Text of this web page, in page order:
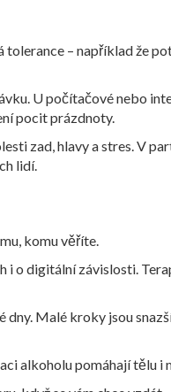
– například že
U počítačové nebo
pocit prázdnoty.
zad, hlavy a stres. V
lidí.
komu věříte.
o digitální závislosti.
Malé kroky jsou
alkoholu pomáhají tělu i